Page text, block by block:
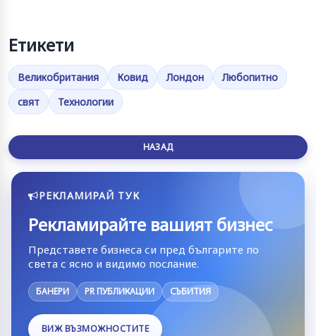
Етикети
Великобритания Ковид Лондон
Любопитно
свят
Технологии
НАЗАД
РЕКЛАМИРАЙ ТУК
Рекламирайте вашият бизнес
Представете бизнеса си пред българите по
света с ясно и видимо послание.
БАНЕРИ PR ПУБЛИКАЦИИ СЪБИТИЯ
ВИЖ ВЪЗМОЖНОСТИТЕ